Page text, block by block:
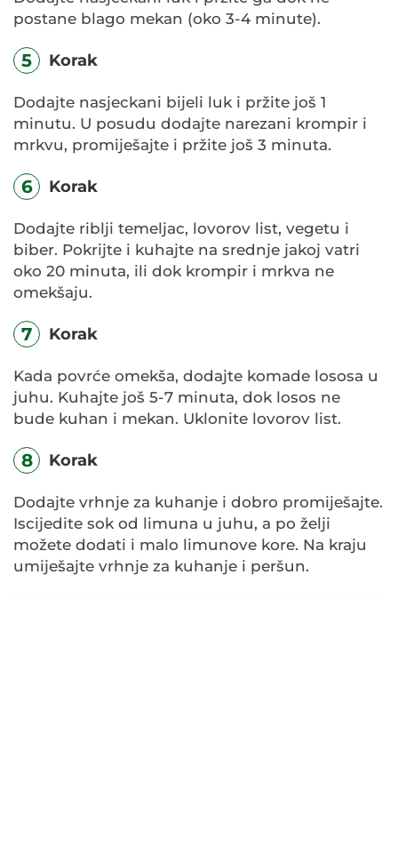
postane blago mekan (oko 3-4 minute).
5 Korak
Dodajte nasjeckani bijeli luk i pržite još 1
minutu. U posudu dodajte narezani krompir i
mrkvu, promiješajte i pržite još 3 minuta.
6 Korak
Dodajte riblji temeljac, lovorov list, vegetu i
biber. Pokrijte i kuhajte na srednje jakoj vatri
oko 20 minuta, ili dok krompir i mrkva ne
omekšaju.
7 Korak
Kada povrće omekša, dodajte komade lososa u
juhu. Kuhajte još 5-7 minuta, dok losos ne
bude kuhan i mekan. Uklonite lovorov list.
8 Korak
Dodajte vrhnje za kuhanje i dobro promiješajte.
Iscijedite sok od limuna u juhu, a po želji
možete dodati i malo limunove kore. Na kraju
umiješajte vrhnje za kuhanje i peršun.